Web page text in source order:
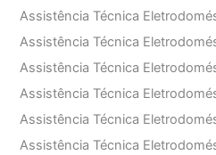
Assistência Técnica
Assistência Técnica
Assistência Técnica
Assistência Técnica
Assistência Técnica
Assistência Técnica